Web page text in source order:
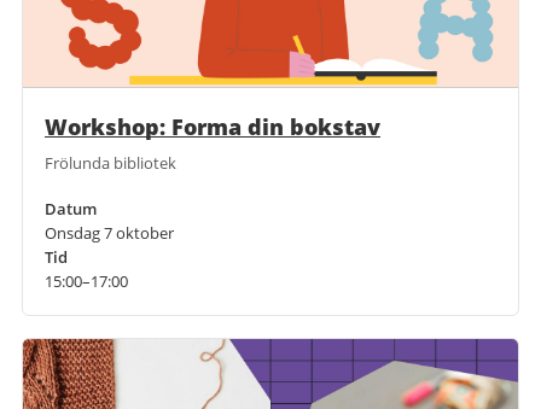
Workshop: Forma din bokstav
Frölunda bibliotek
Datum
Onsdag 7 oktober
Tid
15:00–17:00